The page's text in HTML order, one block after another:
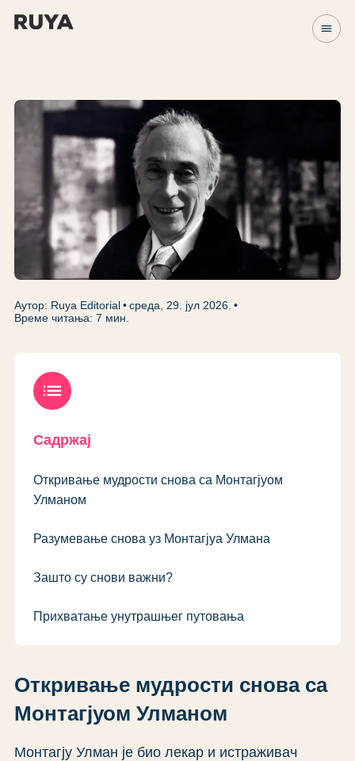
menu
Аутор: Ruya Editorial
среда, 29. јул 2026.
Време читања: 7 мин.
Откривање мудрости снова са
Монтагјуом Улманом
Монтагју Улман је био лекар и истраживач
list
Садржај
Откривање мудрости снова са Монтагјуом
Улманом
Разумевање снова уз Монтагјуа Улмана
Зашто су снови важни?
Прихватање унутрашњег путовања